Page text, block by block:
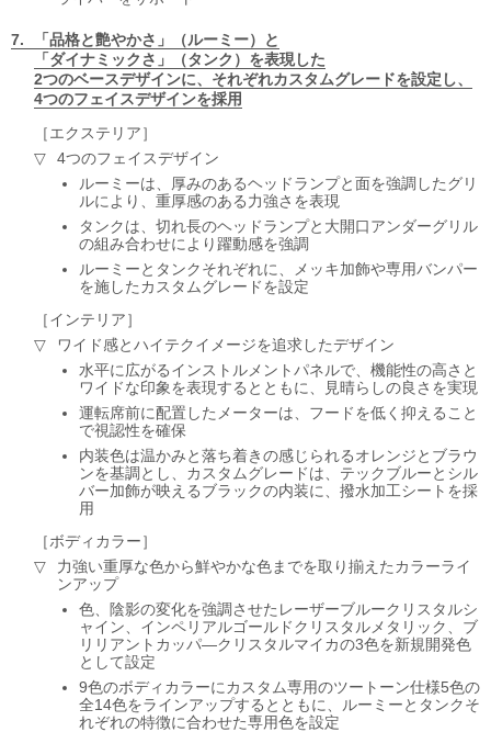
「品格と艶やかさ」（ルーミー）と
「ダイナミックさ」（タンク）を表現した
2つのベースデザインに、 それぞれカスタムグレードを設定し、
4つのフェイスデザインを採用
エクステリア
4つのフェイスデザイン
ルーミーは、厚みのあるヘッドランプと面を強調したグリ
ルにより、重厚感のある力強さを表現
タンクは、切れ長のヘッドランプと大開口アンダーグリル
の組み合わせにより躍動感を強調
ルーミーとタンクそれぞれに、メッキ加飾や専用バンパー
を施したカスタムグレードを設定
インテリア
ワイド感とハイテクイメージを追求したデザイン
水平に広がるインストルメントパネルで、機能性の高さと
ワイドな印象を表現するとともに、見晴らしの良さを実現
運転席前に配置したメーターは、フードを低く抑えること
で視認性を確保
内装色は温かみと落ち着きの感じられるオレンジとブラウ
ンを基調とし、カスタムグレードは、テックブルーとシル
バー加飾が映えるブラックの内装に、撥水加工シートを採
用
ボディカラー
力強い重厚な色から鮮やかな色までを取り揃えたカラーライ
ンアップ
色、陰影の変化を強調させたレーザーブルークリスタルシ
ャイン、インペリアルゴールドクリスタルメタリック、ブ
リリアントカッパ―クリスタルマイカの3色を新規開発色
として設定
9色のボディカラーにカスタム専用のツートーン仕様5色の
全14色をラインアップするとともに、ルーミーとタンクそ
れぞれの特徴に合わせた専用色を設定